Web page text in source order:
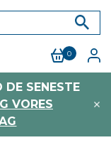
0
DE SENESTE
VORES